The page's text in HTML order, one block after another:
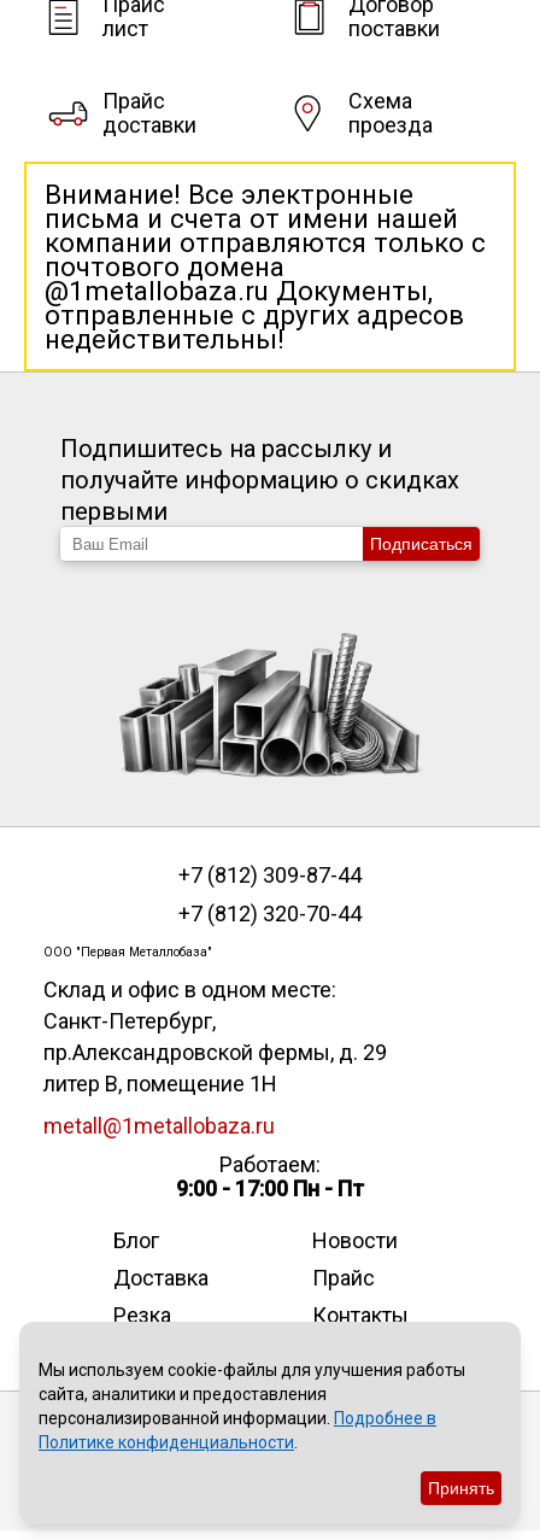
лист
поставки
Прайс
доставки
Схема
проезда
Внимание! Все электронные
письма и счета от имени нашей
компании отправляются только с
почтового домена
@1metallobaza.ru Документы,
отправленные с других адресов
недействительны!
Подпишитесь на рассылку и
получайте информацию о скидках
первыми
Подписаться
+7 (812) 309-87-44
+7 (812) 320-70-44
ООО "Первая Металлобаза"
Склад и офис в одном месте:
Санкт-Петербург,
пр.Александровской фермы, д. 29
литер В, помещение 1Н
metall@1metallobaza.ru
Работаем:
9:00 - 17:00 Пн - Пт
Блог
Новости
Доставка
Прайс
Резка
Контакты
Публичная оферта
Мы используем cookie-файлы для улучшения работы
сайта, аналитики и предоставления
персонализированной информации. Подробнее в
Политике конфиденциальности
Принять